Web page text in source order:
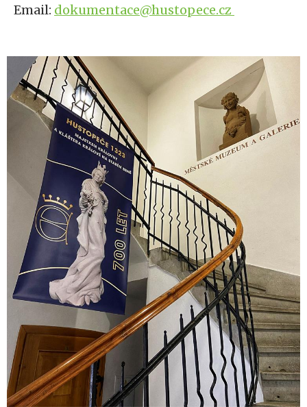
Email: dokumentace@hustopece.cz